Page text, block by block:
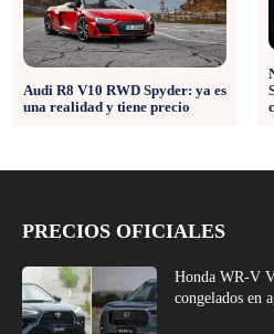
Audi R8 V10 RWD Spyder: ya es
una realidad y tiene precio
PRECIOS OFICIALES
Honda WR-V
congelados en